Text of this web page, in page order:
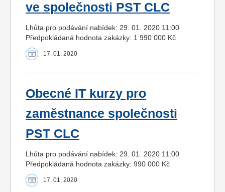
ve společnosti PST CLC
Lhůta pro podávání nabídek: 29. 01. 2020 11:00
Předpokládaná hodnota zakázky: 1 990 000 Kč
17. 01. 2020
Obecné IT kurzy pro
zaměstnance společnosti
PST CLC
Lhůta pro podávání nabídek: 29. 01. 2020 11:00
Předpokládaná hodnota zakázky: 990 000 Kč
17. 01. 2020